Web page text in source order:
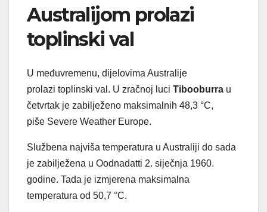
Australijom prolazi
toplinski val
U međuvremenu, dijelovima Australije
prolazi toplinski val. U zračnoj luci Tibooburra u
četvrtak je zabilježeno maksimalnih 48,3 °C,
piše Severe Weather Europe.
Službena najviša temperatura u Australiji do sada
je zabilježena u Oodnadatti 2. siječnja 1960.
godine. Tada je izmjerena maksimalna
temperatura od 50,7 °C.